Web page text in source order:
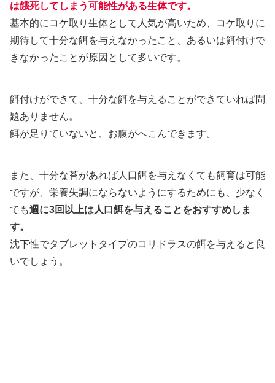
は餓死してしまう可能性がある生体です。
基本的にコケ取り生体として人気が高いため、コケ取りに
期待して十分な餌を与えなかったこと、あるいは餌付けで
きなかったことが原因として多いです。
餌付けができて、十分な餌を与えることができていれば問
題ありません。
餌が足りていないと、お腹がへこんできます。
また、十分な苔があれば人口餌を与えなくても飼育は可能
ですが、栄養失調にならないようにするためにも、少なく
ても週に3回以上は人口餌を与えることをおすすめしま
す。
沈下性でタブレットタイプのコリドラスの餌を与えると良
いでしょう。